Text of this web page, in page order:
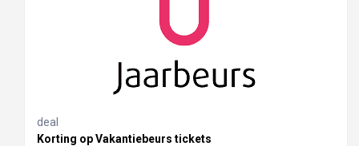
deal
Korting op Vakantiebeurs tickets